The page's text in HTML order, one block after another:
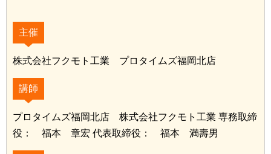
主催
株式会社フクモト工業 プロタイムズ福岡北店
講師
プロタイムズ福岡北店 株式会社フクモト工業 専務取締
役： 福本 章宏 代表取締役： 福本 満壽男